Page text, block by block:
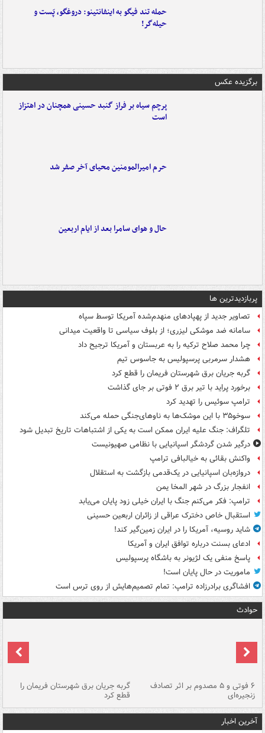
حمله تند فیگو به اینفانتینو: دروغگو، پَست‌ و
حیله‌گر!
برگزیده عکس
پرچم سیاه بر فراز گنبد حسینی همچنان در اهتزاز
است
حرم امیرالمومنین محیای آخر صفر شد
حال و هوای سامرا بعد از ایام اربعین
پربازدیدترین ها
تصاویر جدید از پهپادهای منهدم‌شده آمریکا توسط سپاه
سامانه ضد موشکی لیزری؛ از بلوف سیاسی تا واقعیت میدانی
چرا محمد صلاح ترکیه را به عربستان و آمریکا ترجیح داد
هشدار سرمربی پرسپولیس به جاسوس تیم
گربه جریان برق شهرستان فریمان را قطع کرد
برخورد پراید با تیر برق ۲ فوتی بر جای گذاشت
ترامپ سوئیس را تهدید کرد
سوخو۳۵ با این موشک‌ها به ناوهای‌جنگی حمله می‌کند
تلگراف: جنگ علیه ایران ممکن است به یکی از اشتباهات تاریخ تبدیل شود
درگیر شدن گردشگر اسپانیایی با نظامی صهیونیست
واکنش بقائی به خیالبافی ترامپ
دروازه‌بان اسپانیایی در یک‌قدمی بازگشت به استقلال
انفجار بزرگ در شهر المخا یمن
ترامپ: فکر می‌کنم جنگ با ایران خیلی زود پایان می‌یابد
استقبال خاص دخترک عراقی از زائران اربعین حسینی
شاید روسیه، آمریکا را در ایران زمین‌گیر کند!
ادعای بسنت درباره توافق ایران و آمریکا
پاسخ منفی یک لژیونر به باشگاه پرسپولیس
ماموریت در حال پایان است!
افشاگری برادرزاده ترامپ: تمام تصمیم‌هایش از روی ترس است
حوادث
۶ فوتی و ۵ مصدوم بر اثر تصادف
زنجیره‌ای
گربه جریان برق شهرستان فریمان را
قطع کرد
آخرین اخبار